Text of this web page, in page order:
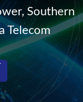
Southern
Telecom